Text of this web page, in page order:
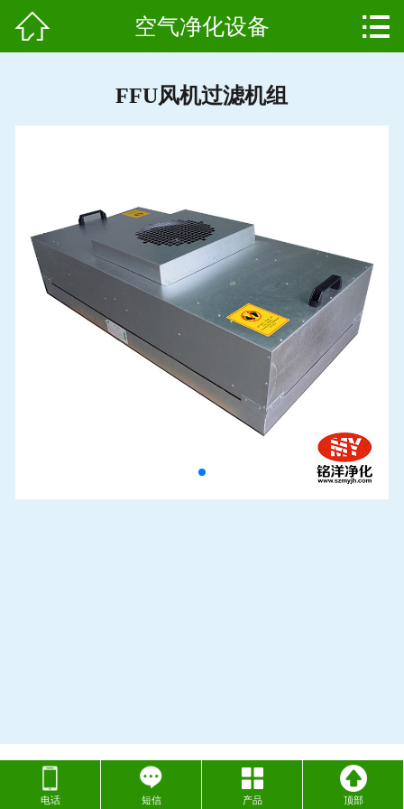

用户案例
资质证书
公司简介
联系我们
 空气净化设备 
FFU风机过滤机组
电话 短信 产品 顶部